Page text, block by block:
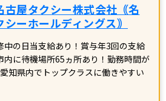
古屋タクシー株式会社｟名
シーホールディングス｠
中の日当支給あり！賞与年3回の支給
内に待機場所65ヵ所あり！勤務時間が
知県内でトップクラスに働きやすい